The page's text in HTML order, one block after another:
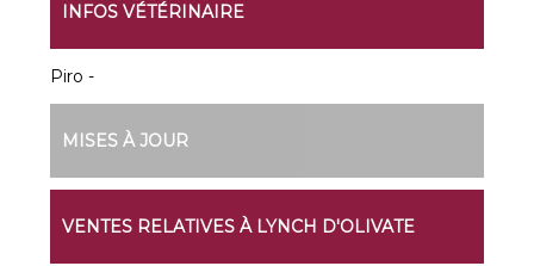
INFOS VÉTÉRINAIRE
Piro -
MISES À JOUR
VENTES RELATIVES À LYNCH D'OLIVATE